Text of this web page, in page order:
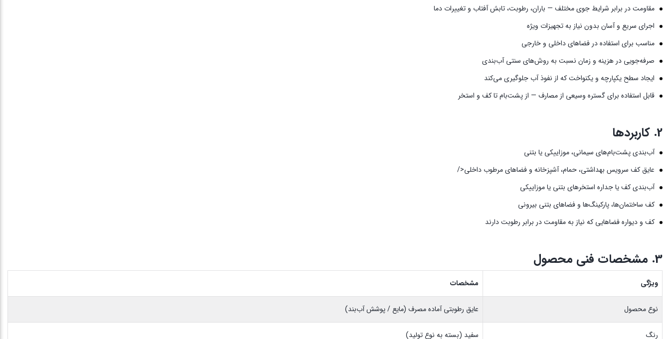
مقاومت در برابر شرایط جوی مختلف — باران، رطوبت، تابش آفتاب و تغییرات دما
اجرای سریع و آسان بدون نیاز به تجهیزات ویژه
مناسب برای استفاده در فضاهای داخلی و خارجی
صرفه‌جویی در هزینه و زمان نسبت به روش‌های سنتی آب‌بندی
ایجاد سطح یکپارچه و یکنواخت که از نفوذ آب جلوگیری می‌کند
قابل استفاده برای گستره وسیعی از مصارف — از پشت‌بام تا کف و استخر
2. کاربردها
آب‌بندی پشت‌بام‌های سیمانی، موزاییکی یا بتنی
عایق کف سرویس بهداشتی، حمام، آشپزخانه و فضاهای مرطوب داخلی</
آب‌بندی کف یا جداره استخرهای بتنی یا موزاییکی
کف ساختمان‌ها، پارکینگ‌ها و فضاهای بتنی بیرونی
کف و دیواره فضاهایی که نیاز به مقاومت در برابر رطوبت دارند
3. مشخصات فنی محصول
ویژگی مشخصات
نوع محصول عایق رطوبتی آماده مصرف (مایع / پوشش آب‌بند)
رنگ سفید (بسته به نوع تولید)